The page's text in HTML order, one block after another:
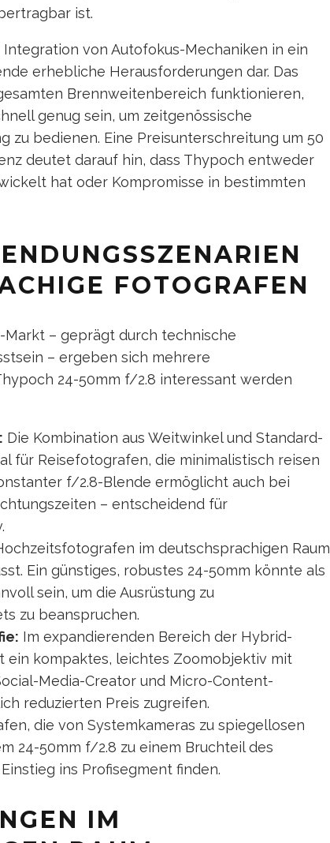
ist.
von Autofokus-Mechaniken in ein
erhebliche Herausforderungen dar. Das
Brennweitenbereich funktionieren,
genug sein, um zeitgenössische
zu bedienen. Eine Preisunterschreitung um 50
deutet darauf hin, dass Thypoch entweder
hat oder Kompromisse in bestimmten
FOTOGRAFEN
– geprägt durch technische
– ergeben sich mehrere
24-50mm f/2.8 interessant werden
Die Kombination aus Weitwinkel und Standard-
für Reisefotografen, die minimalistisch reisen
f/2.8-Blende ermöglicht auch bei
– entscheidend für
im deutschsprachigen Raum
Ein günstiges, robustes 24-50mm könnte als
sein, um die Ausrüstung zu
zu beanspruchen.
Im expandierenden Bereich der Hybrid-
ein kompaktes, leichtes Zoomobjektiv mit
Media-Creator und Micro-Content-
reduzierten Preis zugreifen.
die von Systemkameras zu spiegellosen
24-50mm f/2.8 zu einem Bruchteil des
ins Profisegment finden.
IM